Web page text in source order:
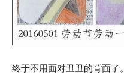
终于不用面对丑丑的背面了。